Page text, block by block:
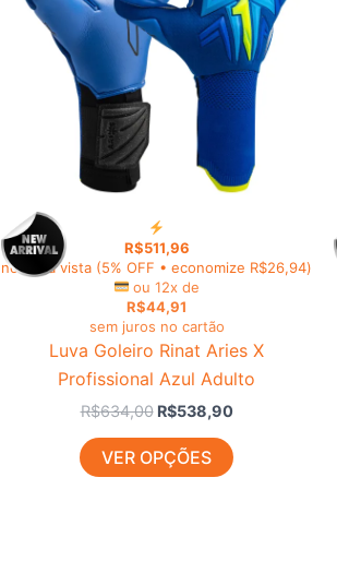
R$511,96
no PIX à vista (5% OFF • economize R$26,94)
ou 12x de
R$44,91
sem juros no cartão
Luva Goleiro Rinat Aries X
Profissional Azul Adulto
R$634,00 R$538,90
VER OPÇÕES
variantes.
As
opções
podem
na
produto